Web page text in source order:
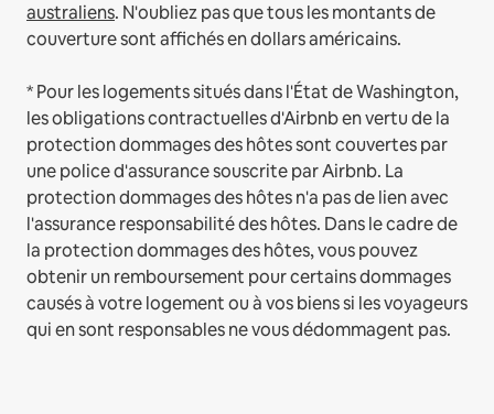
australiens. N'oubliez pas que tous les montants de
couverture sont affichés en dollars américains.
* Pour les logements situés dans l'État de Washington,
les obligations contractuelles d'Airbnb en vertu de la
protection dommages des hôtes sont couvertes par
une police d'assurance souscrite par Airbnb. La
protection dommages des hôtes n'a pas de lien avec
l'assurance responsabilité des hôtes. Dans le cadre de
la protection dommages des hôtes, vous pouvez
obtenir un remboursement pour certains dommages
causés à votre logement ou à vos biens si les voyageurs
qui en sont responsables ne vous dédommagent pas.